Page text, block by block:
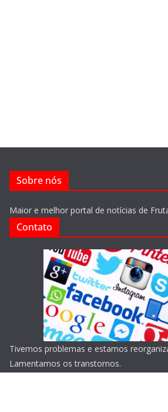
Sobre nós
Maior e melhor portal de notícias de
Contato
Tivemos problemas e estamos
Lamentamos os transtornos.